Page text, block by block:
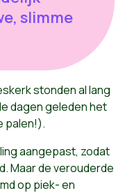
slimme
stonden al lang
dagen geleden het
palen!).
aangepast, zodat
Maar de verouderde
op piek- en